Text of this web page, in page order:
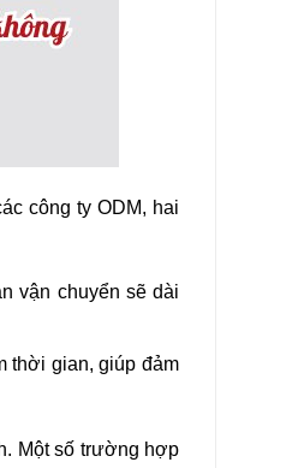
công ty ODM, hai
vận chuyển sẽ dài
thời gian, giúp đảm
Một số trường hợp